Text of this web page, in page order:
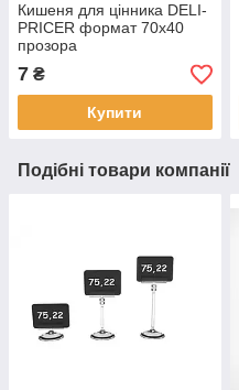
Кишеня для цінника DELI-
PRICER формат 70х40
прозора
7 ₴
Купити
Подібні товари компанії